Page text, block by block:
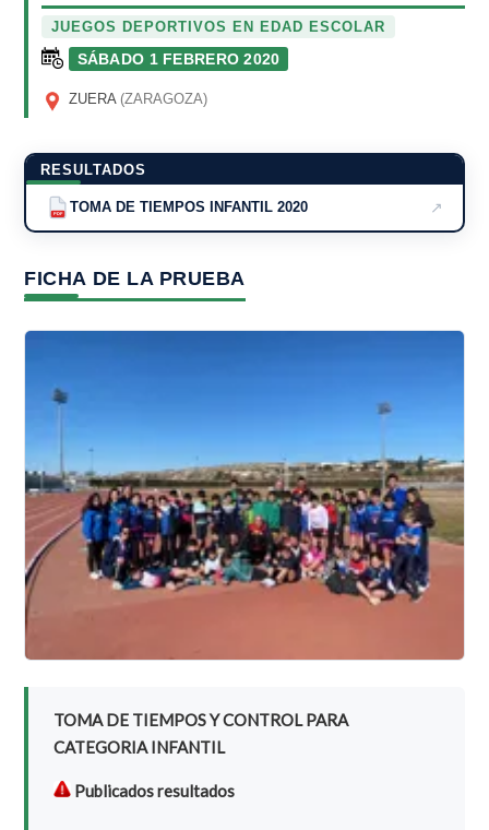
JUEGOS DEPORTIVOS EN EDAD ESCOLAR
SÁBADO 1 FEBRERO 2020
ZUERA (ZARAGOZA)
RESULTADOS
PDF TOMA DE TIEMPOS INFANTIL 2020 ↗
FICHA DE LA PRUEBA
TOMA DE TIEMPOS Y CONTROL PARA
CATEGORIA INFANTIL
Publicados resultados